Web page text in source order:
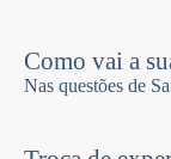
Como vai a
Nas questões de